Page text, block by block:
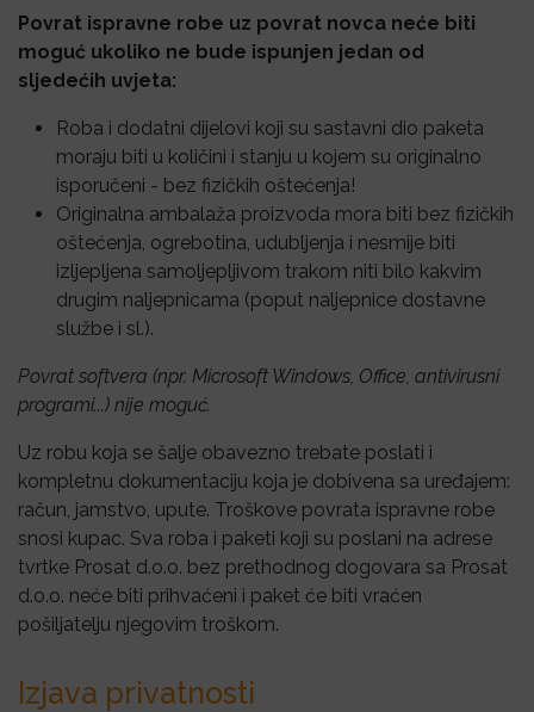
Povrat ispravne robe uz povrat novca neće biti
moguć ukoliko ne bude ispunjen jedan od
sljedećih uvjeta:
Roba i dodatni dijelovi koji su sastavni dio paketa
moraju biti u količini i stanju u kojem su originalno
isporučeni - bez fizičkih oštećenja!
Originalna ambalaža proizvoda mora biti bez fizičkih
oštećenja, ogrebotina, udubljenja i nesmije biti
izljepljena samoljepljivom trakom niti bilo kakvim
drugim naljepnicama (poput naljepnice dostavne
službe i sl.).
Povrat softvera (npr. Microsoft Windows, Office, antivirusni
programi...) nije moguć.
Uz robu koja se šalje obavezno trebate poslati i
kompletnu dokumentaciju koja je dobivena sa uređajem:
račun, jamstvo, upute. Troškove povrata ispravne robe
snosi kupac. Sva roba i paketi koji su poslani na adrese
tvrtke Prosat d.o.o. bez prethodnog dogovara sa Prosat
d.o.o. neće biti prihvaćeni i paket će biti vraćen
pošiljatelju njegovim troškom.
Izjava privatnosti